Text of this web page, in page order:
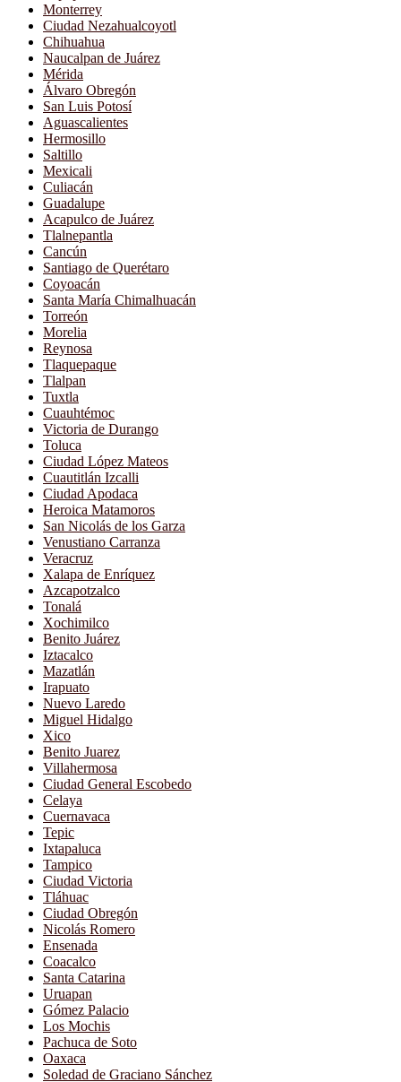
Monterrey
Ciudad Nezahualcoyotl
Chihuahua
Naucalpan de Juárez
Mérida
Álvaro Obregón
San Luis Potosí
Aguascalientes
Hermosillo
Saltillo
Mexicali
Culiacán
Guadalupe
Acapulco de Juárez
Tlalnepantla
Cancún
Santiago de Querétaro
Coyoacán
Santa María Chimalhuacán
Torreón
Morelia
Reynosa
Tlaquepaque
Tlalpan
Tuxtla
Cuauhtémoc
Victoria de Durango
Toluca
Ciudad López Mateos
Cuautitlán Izcalli
Ciudad Apodaca
Heroica Matamoros
San Nicolás de los Garza
Venustiano Carranza
Veracruz
Xalapa de Enríquez
Azcapotzalco
Tonalá
Xochimilco
Benito Juárez
Iztacalco
Mazatlán
Irapuato
Nuevo Laredo
Miguel Hidalgo
Xico
Benito Juarez
Villahermosa
Ciudad General Escobedo
Celaya
Cuernavaca
Tepic
Ixtapaluca
Tampico
Ciudad Victoria
Tláhuac
Ciudad Obregón
Nicolás Romero
Ensenada
Coacalco
Santa Catarina
Uruapan
Gómez Palacio
Los Mochis
Pachuca de Soto
Oaxaca
Soledad de Graciano Sánchez